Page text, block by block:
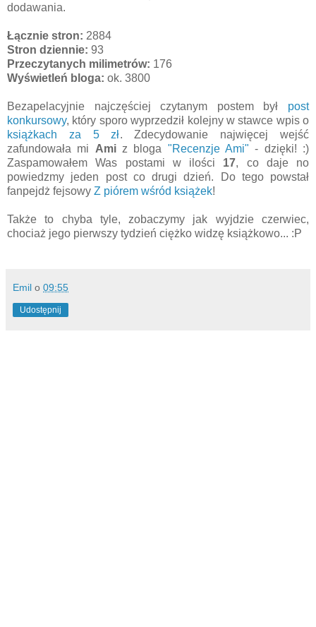
dodawania.
Łącznie stron: 2884
Stron dziennie: 93
Przeczytanych milimetrów: 176
Wyświetleń bloga: ok. 3800
Bezapelacyjnie najczęściej czytanym postem był post
konkursowy, który sporo wyprzedził kolejny w stawce wpis o
książkach za 5 zł. Zdecydowanie najwięcej wejść
zafundowała mi Amiz bloga "Recenzje Ami" - dzięki! :)
Zaspamowałem Was postami w ilości 17, co daje no
powiedzmy jeden post co drugi dzień. Do tego powstał
fanpejdż fejsowy Z piórem wśród książek!
Także to chyba tyle, zobaczymy jak wyjdzie czerwiec,
chociaż jego pierwszy tydzień ciężko widzę książkowo... :P
Emil o 09:55
Udostępnij